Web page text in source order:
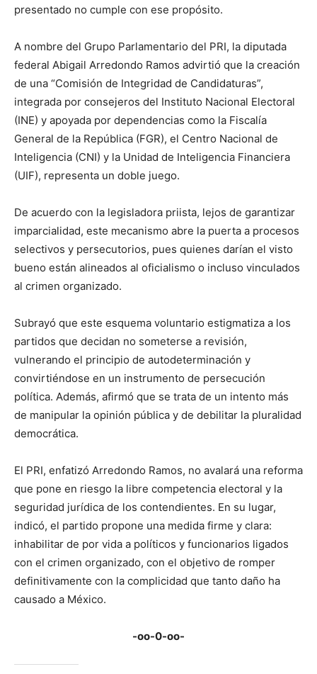
presentado no cumple con ese propósito.
A nombre del Grupo Parlamentario del PRI, la diputada
federal Abigail Arredondo Ramos advirtió que la creación
de una “Comisión de Integridad de Candidaturas”,
integrada por consejeros del Instituto Nacional Electoral
(INE) y apoyada por dependencias como la Fiscalía
General de la República (FGR), el Centro Nacional de
Inteligencia (CNI) y la Unidad de Inteligencia Financiera
(UIF), representa un doble juego.
De acuerdo con la legisladora priista, lejos de garantizar
imparcialidad, este mecanismo abre la puerta a procesos
selectivos y persecutorios, pues quienes darían el visto
bueno están alineados al oficialismo o incluso vinculados
al crimen organizado.
Subrayó que este esquema voluntario estigmatiza a los
partidos que decidan no someterse a revisión,
vulnerando el principio de autodeterminación y
convirtiéndose en un instrumento de persecución
política. Además, afirmó que se trata de un intento más
de manipular la opinión pública y de debilitar la pluralidad
democrática.
El PRI, enfatizó Arredondo Ramos, no avalará una reforma
que pone en riesgo la libre competencia electoral y la
seguridad jurídica de los contendientes. En su lugar,
indicó, el partido propone una medida firme y clara:
inhabilitar de por vida a políticos y funcionarios ligados
con el crimen organizado, con el objetivo de romper
definitivamente con la complicidad que tanto daño ha
causado a México.
-oo-0-oo-